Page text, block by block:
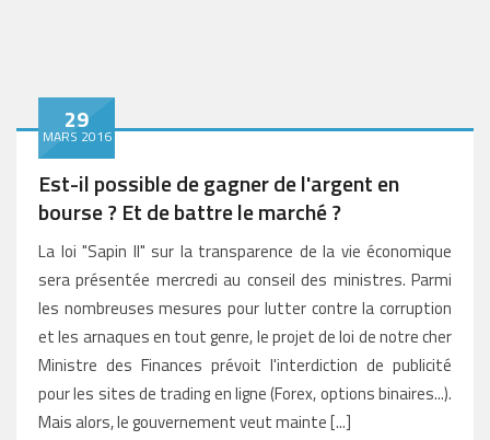
29
MARS 2016
Est-il possible de gagner de l'argent en
bourse ? Et de battre le marché ?
La loi "Sapin II" sur la transparence de la vie économique
sera présentée mercredi au conseil des ministres. Parmi
les nombreuses mesures pour lutter contre la corruption
et les arnaques en tout genre, le projet de loi de notre cher
Ministre des Finances prévoit l'interdiction de publicité
pour les sites de trading en ligne (Forex, options binaires...).
Mais alors, le gouvernement veut mainte [...]